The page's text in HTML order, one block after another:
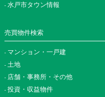
水戸市タウン情報
売買物件検索
マンション・一戸建
土地
店舗・事務所・その他
投資・収益物件